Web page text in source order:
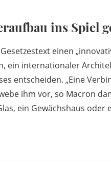
ins Spiel
einen
ein internationaler
entscheiden. „Eine
ihm vor, so Macron
ein Gewächshaus oder